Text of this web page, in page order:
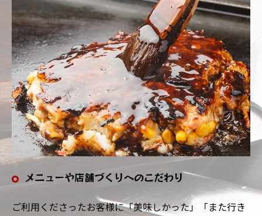
メニューや店舗づくりへのこだわり
ご利用くださったお客様に「美味しかった」「また行き